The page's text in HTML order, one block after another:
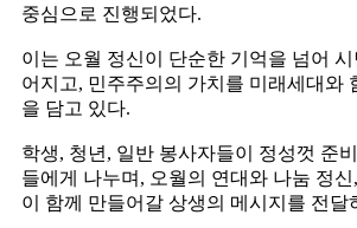
중심으로 진행되었다.
이는 오월 정신이 단순한 기억을 넘어 시
어지고, 민주주의의 가치를 미래세대와
을 담고 있다.
학생, 청년, 일반 봉사자들이 정성껏 준
들에게 나누며, 오월의 연대와 나눔 정
이 함께 만들어갈 상생의 메시지를 전달